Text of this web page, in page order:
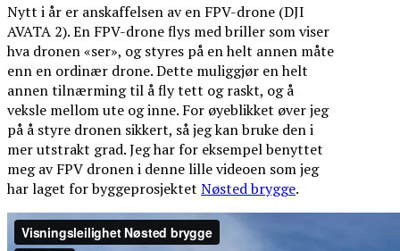
Nytt i år er anskaffelsen av en FPV-drone (DJI
AVATA 2). En FPV-drone flys med briller som viser
hva dronen «ser», og styres på en helt annen måte
enn en ordinær drone. Dette muliggjør en helt
annen tilnærming til å fly tett og raskt, og å
veksle mellom ute og inne. For øyeblikket øver jeg
på å styre dronen sikkert, så jeg kan bruke den i
mer utstrakt grad. Jeg har for eksempel benyttet
meg av FPV dronen i denne lille videoen som jeg
har laget for byggeprosjektet Nøsted brygge.